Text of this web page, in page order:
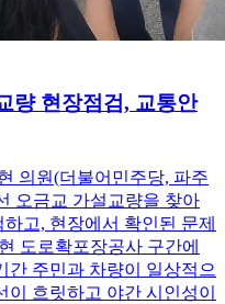
량 현장점검, 교통안
의원(더불어민주당, 파주
오금교 가설교량을 찾아
고, 현장에서 확인된 문제
도로확포장공사 구간에
간 주민과 차량이 일상적으
흐릿하고 야간 시인성이